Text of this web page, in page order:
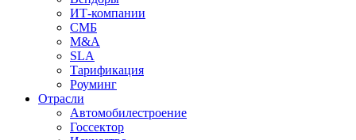
ИТ-компании
СМБ
M&A
SLA
Тарификация
Роуминг
Отрасли
Автомобилестроение
Госсектор